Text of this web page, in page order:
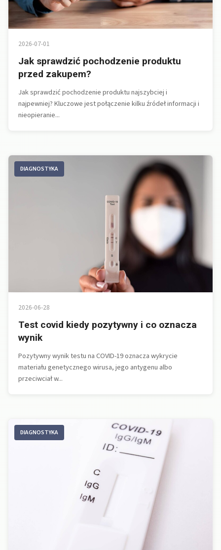
2026-07-01
Jak sprawdzić pochodzenie produktu
przed zakupem?
Jak sprawdzić pochodzenie produktu najszybciej i
najpewniej? Kluczowe jest połączenie kilku źródeł informacji i
nieopieranie...
DIAGNOSTYKA
2026-06-28
Test covid kiedy pozytywny i co oznacza
wynik
Pozytywny wynik testu na COVID-19 oznacza wykrycie
materiału genetycznego wirusa, jego antygenu albo
przeciwciał w...
DIAGNOSTYKA